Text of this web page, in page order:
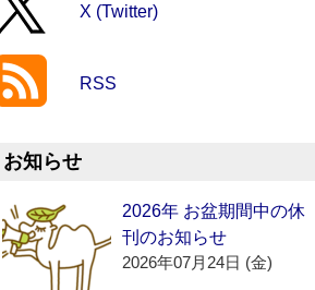
X (Twitter)
RSS
お知らせ
2026年 お盆期間中の休
刊のお知らせ
2026年07月24日 (金)